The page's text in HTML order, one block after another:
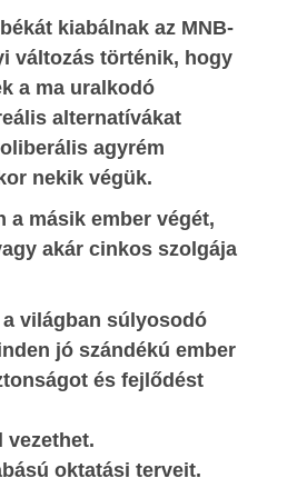
Soros?
azon,
úgyis
ez az
és
is,
e
Sokkal
személyiségei
mindez a közös
közhatalom szerepének
egy ország
Engem különösen
igazi
általában a
súlyt), hogy a
kormányzat. A
vevő emberek tízezrei
a maguk
analfabétákat
végezniük néhány
kiabálnak az MNB-
változás történik, hogy
a ma uralkodó
alternatívákat
agyrém
nekik végük.
a másik ember végét,
akár cinkos szolgája
világban súlyosodó
jó szándékú ember
és fejlődést
vezethet.
oktatási terveit.